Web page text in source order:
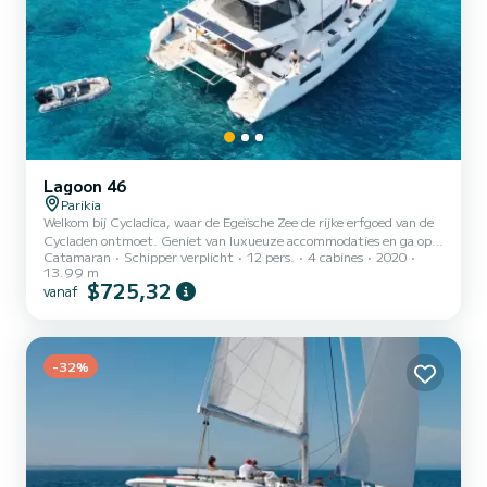
Lagoon 46
Parikia
Welkom bij Cycladica, waar de Egeïsche Zee de rijke erfgoed van de
Cycladen ontmoet. Geniet van luxueuze accommodaties en ga op
onze exclusieve Kymatia-boottochten voor een meeslepende
verkenning van het betoverende Santorini. Ouna is een premium
catamaran van 46 voet van Lagoon, gebouwd in 2020. Het is
interieur, gloednieuw meubilair en vloeren, premium matrassen en
zorgvuldig...
Catamaran Schipper verplicht 12 pers. 4 cabines
2020
13.99 m
vanaf $725,32
-32%